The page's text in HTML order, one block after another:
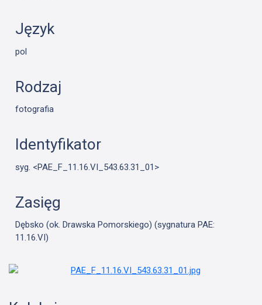
Język
pol
Rodzaj
fotografia
Identyfikator
syg. <PAE_F_11.16.VI_543.63.31_01>
Zasięg
Dębsko (ok. Drawska Pomorskiego) (sygnatura PAE:
11.16.VI)